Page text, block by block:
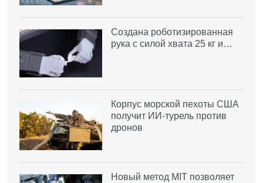
Создана роботизированная
рука с силой хвата 25 кг и…
Корпус морской пехоты США
получит ИИ-турель против
дронов
Новый метод MIT позволяет